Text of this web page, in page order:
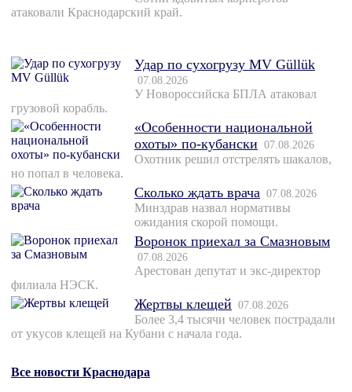
атаковали Краснодарский край.
Удар по сухогрузу MV Güllük
07.08.2026
У Новороссийска БПЛА атаковал
грузовой корабль.
«Особенности национальной
охоты» по-кубански 07.08.2026
Охотник решил отстрелять шакалов,
но попал в человека.
Сколько ждать врача 07.08.2026
Минздрав назвал нормативы
ожидания скорой помощи.
Воронок приехал за Смазновым
07.08.2026
Арестован депутат и экс-директор
филиала НЭСК.
Жертвы клещей 07.08.2026
Более 3,4 тысячи человек пострадали
от укусов клещей на Кубани с начала года.
Все новости Краснодара